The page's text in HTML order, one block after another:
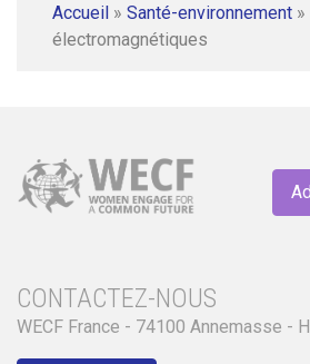
Accueil » Santé-environnement »
électromagnétiques
CONTACTEZ-NOUS
WECF France - 74100 Annemasse -